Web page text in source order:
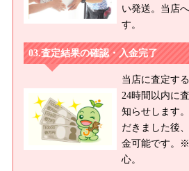
い発送。当店
す。
査定結果の確認・入金完了
当店に査定す
24時間以内に
知らせします
だきました後
金可能です。
心。